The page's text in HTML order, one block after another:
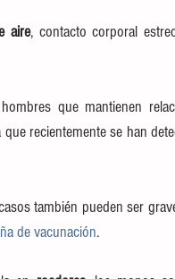
aire, contacto corporal
que mantienen
recientemente se han
también pueden ser
de vacunación.